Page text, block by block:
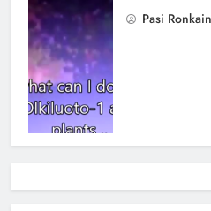
Pasi
Maaliskuu